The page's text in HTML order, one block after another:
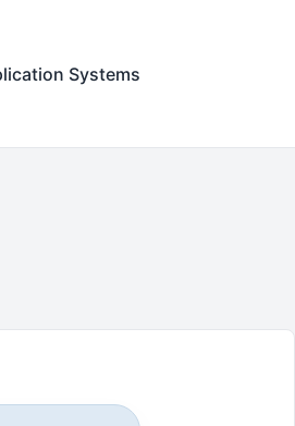
Systems